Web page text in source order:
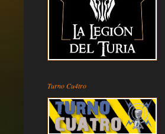
Turno Cu4tro